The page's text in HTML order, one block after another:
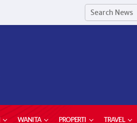
WANITA PROPERTI TRAVEL